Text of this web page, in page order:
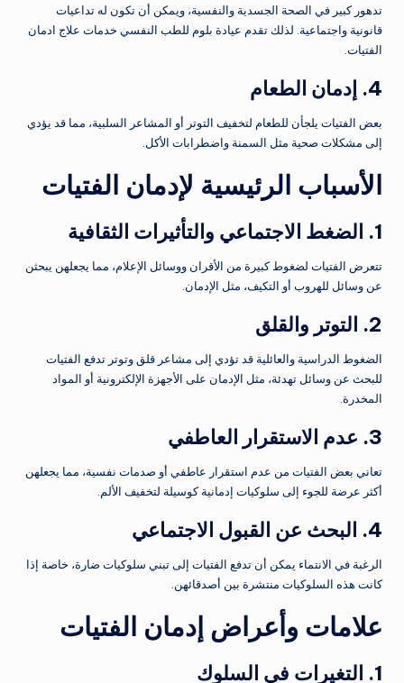
تدهور كبير في الصحة الجسدية والنفسية، ويمكن أن تكون له تداعيات
قانونية واجتماعية. لذلك تقدم عيادة بلوم للطب النفسي خدمات علاج ادمان
الفتيات.
4. إدمان الطعام
بعض الفتيات يلجأن للطعام لتخفيف التوتر أو المشاعر السلبية، مما قد يؤدي
إلى مشكلات صحية مثل السمنة واضطرابات الأكل.
الأسباب الرئيسية لإدمان الفتيات
1. الضغط الاجتماعي والتأثيرات الثقافية
تتعرض الفتيات لضغوط كبيرة من الأقران ووسائل الإعلام، مما يجعلهن يبحثن
عن وسائل للهروب أو التكيف، مثل الإدمان.
2. التوتر والقلق
الضغوط الدراسية والعائلية قد تؤدي إلى مشاعر قلق وتوتر تدفع الفتيات
للبحث عن وسائل تهدئة، مثل الإدمان على الأجهزة الإلكترونية أو المواد
المخدرة.
3. عدم الاستقرار العاطفي
تعاني بعض الفتيات من عدم استقرار عاطفي أو صدمات نفسية، مما يجعلهن
أكثر عرضة للجوء إلى سلوكيات إدمانية كوسيلة لتخفيف الألم.
4. البحث عن القبول الاجتماعي
الرغبة في الانتماء يمكن أن تدفع الفتيات إلى تبني سلوكيات ضارة، خاصة إذا
كانت هذه السلوكيات منتشرة بين أصدقائهن.
علامات وأعراض إدمان الفتيات
1. التغيرات في السلوك